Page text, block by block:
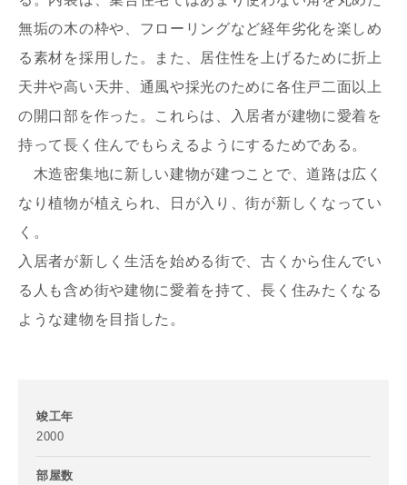
写真を拡大する
無垢の木の枠や、フローリングなど経年劣化を楽しめ
る素材を採用した。また、居住性を上げるために折上
天井や高い天井、通風や採光のために各住戸二面以上
の開口部を作った。これらは、入居者が建物に愛着を
持って長く住んでもらえるようにするためである。
木造密集地に新しい建物が建つことで、道路は広く
なり植物が植えられ、日が入り、街が新しくなってい
く。
入居者が新しく生活を始める街で、古くから住んでい
る人も含め街や建物に愛着を持て、長く住みたくなる
ような建物を目指した。
竣工年
2000
部屋数
お名前